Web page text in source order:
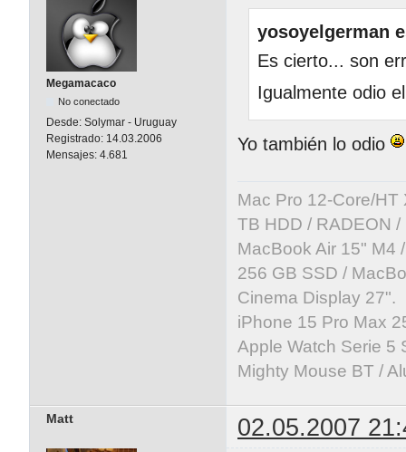
Megamacaco
No conectado
Desde: Solymar - Uruguay
Registrado: 14.03.2006
Mensajes: 4.681
yosoyelgerman
Es cierto... son
Igualmente odio
Yo también lo odio
Mac Pro 12-Core/
TB HDD / RADEON
MacBook Air 15" M4
256 GB SSD /
Cinema Display 27".
iPhone 15 Pro Max
Apple Watch Serie 5
Mighty Mouse BT /
Matt 02.05.2007